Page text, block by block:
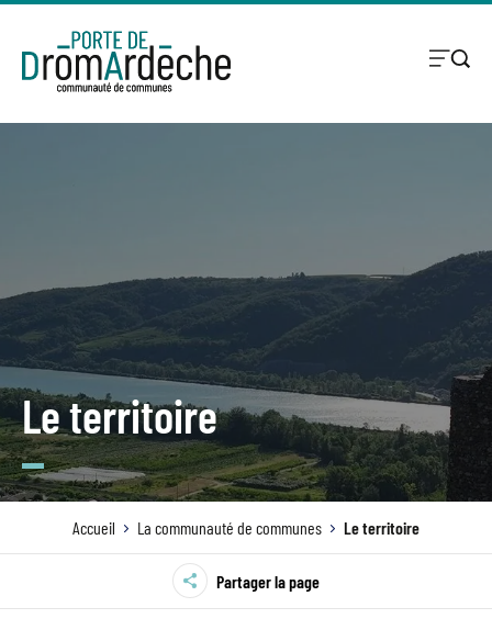
Le territoire
Accueil La communauté de communes Le territoire
Partager la page